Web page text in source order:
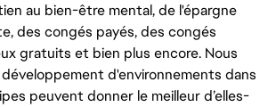
au bien-être mental, de l'épargne
des congés payés, des congés
gratuits et bien plus encore. Nous
d'environnements dans
peuvent donner le meilleur d’elles-